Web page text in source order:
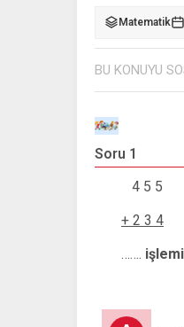
Matematik
BU KONUYU
Soru 1
4 5 5
+ 2 3 4
…….